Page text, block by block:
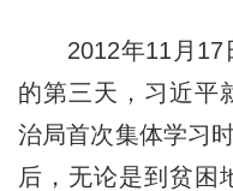
2012年11月17
的第三天，习近平
治局首次集体学习
后，无论是到贫困